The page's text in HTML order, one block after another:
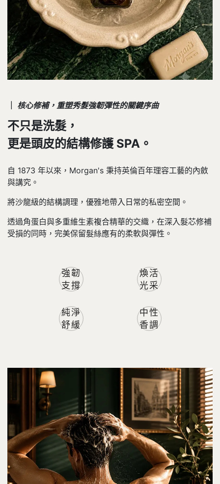
核心修補，重塑秀髮強韌彈性的關鍵序曲
不只是洗髮，
更是頭皮的結構修護 SPA。
自 1873 年以來，Morgan's 秉持英倫百年理容工藝的內斂
與講究。
將沙龍級的結構調理，優雅地帶入日常的私密空間。
透過角蛋白與多重維生素複合精華的交織，在深入髮芯修補
受損的同時，完美保留髮絲應有的柔軟與彈性。
強韌
支撐
煥活
光采
純淨
舒緩
中性
香調